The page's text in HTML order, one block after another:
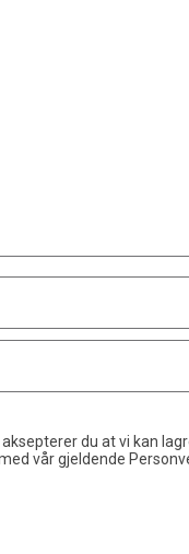
du at vi kan
vår gjeldende